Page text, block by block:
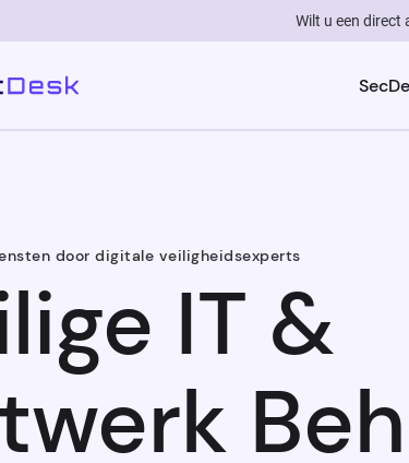
Wilt u een direct
door digitale veiligheidsexperts
IT &